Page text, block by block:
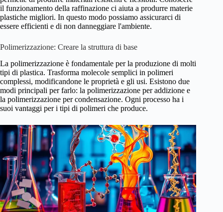
il funzionamento della raffinazione ci aiuta a produrre materie
plastiche migliori. In questo modo possiamo assicurarci di
essere efficienti e di non danneggiare l'ambiente.
Polimerizzazione: Creare la struttura di base
La polimerizzazione è fondamentale per la produzione di molti
tipi di plastica. Trasforma molecole semplici in polimeri
complessi, modificandone le proprietà e gli usi. Esistono due
modi principali per farlo: la polimerizzazione per addizione e
la polimerizzazione per condensazione. Ogni processo ha i
suoi vantaggi per i tipi di polimeri che produce.